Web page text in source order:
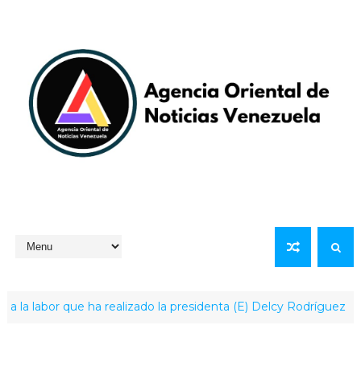
que ha realizado la presidenta (E) Delcy Rodríguez LO